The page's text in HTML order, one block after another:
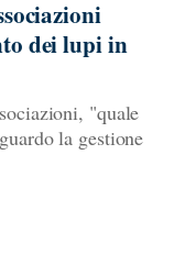
dei lupi in
"quale
la gestione